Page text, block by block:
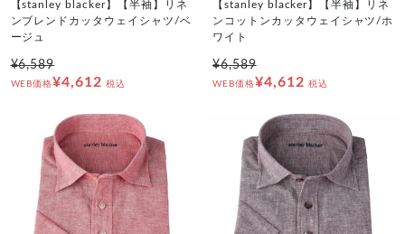
【stanley blacker】【半袖】リネ
ンブレンドカッタウェイシャツ/ベ
ージュ
¥6,589
WEB価格¥4,612 税込
【stanley blacker】【半袖】リネ
ンコットンカッタウェイシャツ/ホ
ワイト
¥6,589
WEB価格¥4,612 税込